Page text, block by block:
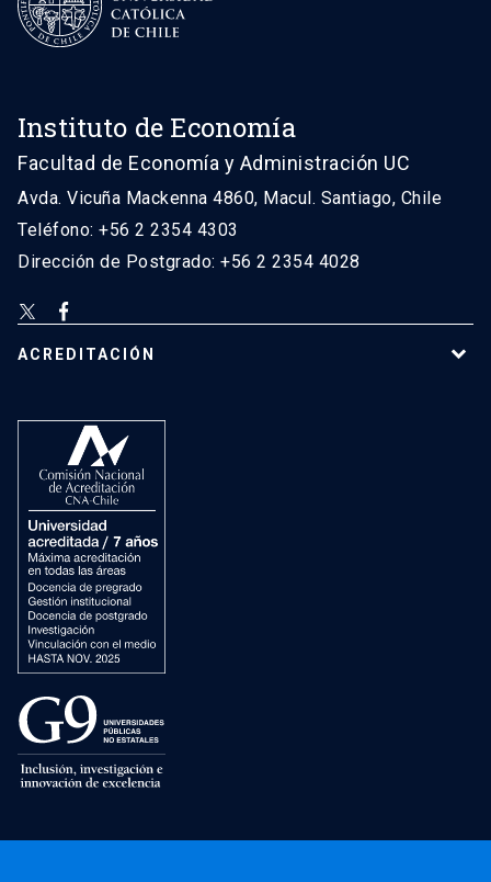
Instituto de Economía
Facultad de Economía y Administración UC
Avda. Vicuña Mackenna 4860, Macul. Santiago, Chile
Teléfono: +56 2 2354 4303
Dirección de Postgrado: +56 2 2354 4028
ACREDITACIÓN